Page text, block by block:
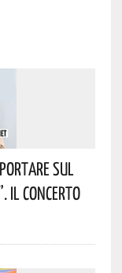
Sul
Il Concerto